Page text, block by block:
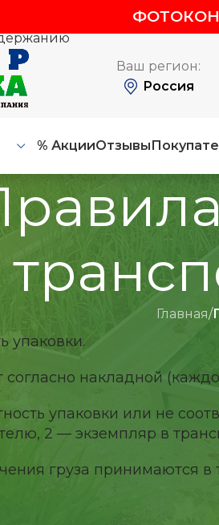
Ваш регион:
Россия
% АкцииОтзывы
Главная/
упаковки.
согласно накладной
упаковки или не
2 — экземпляр в
груза принимаются в